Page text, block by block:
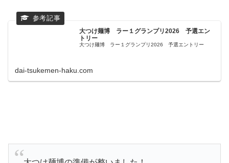
大つけ麺博 ラー１グランプリ2026 予選エン
トリー
大つけ麺博 ラー１グランプリ2026 予選エントリー
dai-tsukemen-haku.com